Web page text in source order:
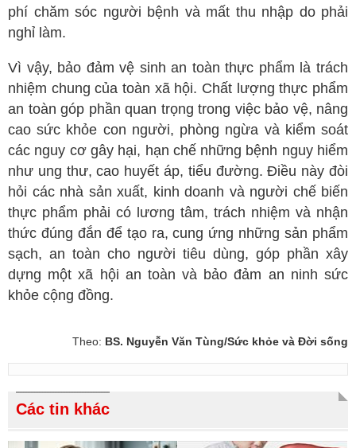
phí chăm sóc người bệnh và mất thu nhập do phải
nghỉ làm.
Vì vậy, bảo đảm vệ sinh an toàn thực phẩm là trách
nhiệm chung của toàn xã hội. Chất lượng thực phẩm
an toàn góp phần quan trọng trong việc bảo vệ, nâng
cao sức khỏe con người, phòng ngừa và kiểm soát
các nguy cơ gây hại, hạn chế những bệnh nguy hiểm
như ung thư, cao huyết áp, tiểu đường. Điều này đòi
hỏi các nhà sản xuất, kinh doanh và người chế biến
thực phẩm phải có lương tâm, trách nhiệm và nhận
thức đúng đắn để tạo ra, cung ứng những sản phẩm
sạch, an toàn cho người tiêu dùng, góp phần xây
dựng một xã hội an toàn và bảo đảm an ninh sức
khỏe cộng đồng.
Theo: BS. Nguyễn Văn Tùng/Sức khỏe và Đời sống
Các tin khác